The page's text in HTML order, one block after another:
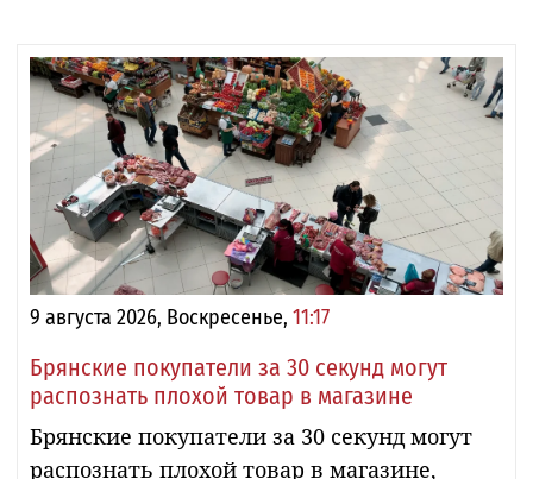
9 августа 2026, Воскресенье, 11:17
Брянские покупатели за 30 секунд могут
распознать плохой товар в магазине
Брянские покупатели за 30 секунд могут
распознать плохой товар в магазине,